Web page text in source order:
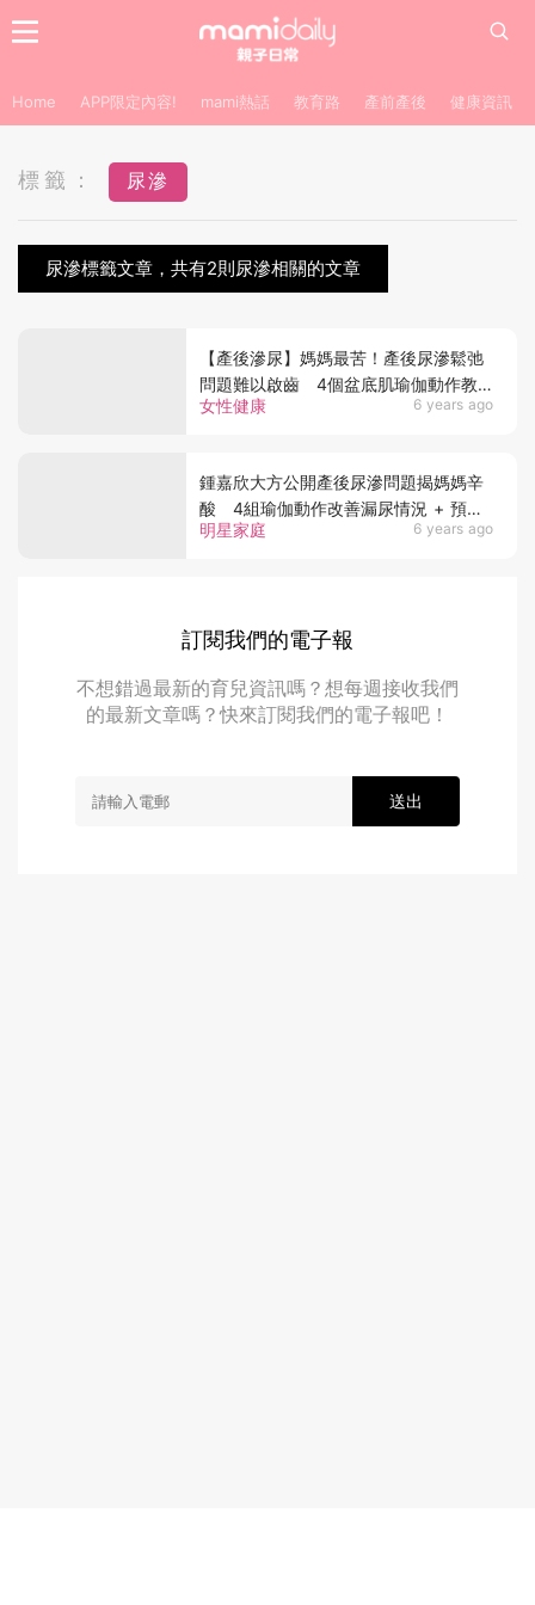
Home APP限定內容! mami熱話 教育路 產前產後 健康資訊
標籤： 尿滲
尿滲標籤文章，共有2則尿滲相關的文章
女性健康 6 years ago
【產後滲尿】媽媽最苦！產後尿滲鬆弛
問題難以啟齒 4個盆底肌瑜伽動作教
學！
明星家庭 6 years ago
鍾嘉欣大方公開產後尿滲問題揭媽媽辛
酸 4組瑜伽動作改善漏尿情況 + 預防
貼士
訂閱我們的電子報
不想錯過最新的育兒資訊嗎？想每週接收我們
的最新文章嗎？快來訂閱我們的電子報吧！
送出